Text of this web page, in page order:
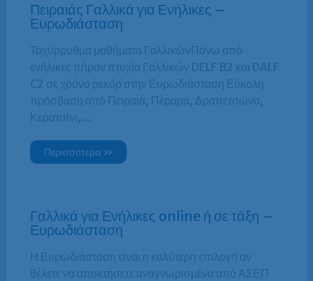
Πειραιάς Γαλλικά για Ενήλικες –
Ευρωδιάσταση
Ταχύρρυθμα μαθήματα ΓαλλικώνΠάνω από
ενήλικες πήραν πτυχία Γαλλικών DELF B2 και DALF
C2 σε χρόνο ρεκόρ στην Ευρωδιάσταση Εύκολη
πρόσβαση από Πειραιά, Πέραμα, Δραπετσώνα,
Κερατσίνι,…
Περισσότερα »
Γαλλικά για Ενήλικες online ή σε τάξη –
Ευρωδιάσταση
Η Ευρωδιάσταση είναι η καλύτερη επιλογή αν
θέλετε να αποκτήσετε αναγνωρισμένα από ΑΣΕΠ